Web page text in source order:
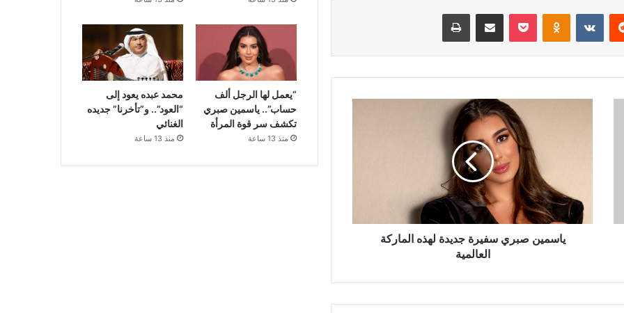
Odnoklassniki
‫Pocket مشاركة عبر البريد طباعة
العالمية
ياسمين صبري سفيرة جديدة لهذه الماركة
العالمية
“يعمل لها الرجل ألف
حساب”.. ياسمين صبري
تكشف سر قوة المرأة
منذ 13 ساعة
محمد عبده يعود إلى
“العود”.. و”تأخرنا” جديده
الغنائي
منذ 13 ساعة